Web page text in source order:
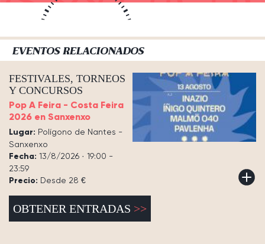
EVENTOS RELACIONADOS
FESTIVALES, TORNEOS
Y CONCURSOS
Pop A Feira - Costa Feira
2026 en Sanxenxo
Lugar: Polígono de Nantes -
Sanxenxo
Fecha: 13/8/2026 · 19:00 -
23:59
Precio: Desde 28 €
OBTENER ENTRADAS